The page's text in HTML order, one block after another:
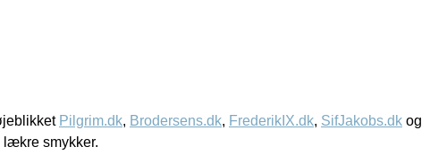
Pilgrim.dk, Brodersens.dk, FrederikIX.dk, SifJakobs.dk og
lækre smykker.